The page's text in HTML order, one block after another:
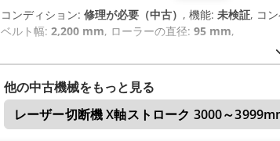
コンディション: 修理が必要（中古） , 機能: 未検証, コ
ベルト幅: 2,200 mm, ローラーの直径: 95 mm,
他の中古機械をもっと見る
レーザー切断機 X軸ストローク 3000～